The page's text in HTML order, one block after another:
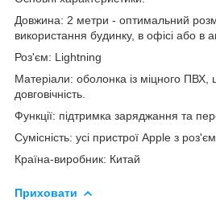
Довжина: 2 метри - оптимальний
використання будинку, в офісі або в
Роз'єм: Lightning
Матеріали: оболонка із міцного ПВХ,
довговічність.
Функції: підтримка заряджання та
Сумісність: усі пристрої Apple з
Країна-виробник: Китай
Приховати